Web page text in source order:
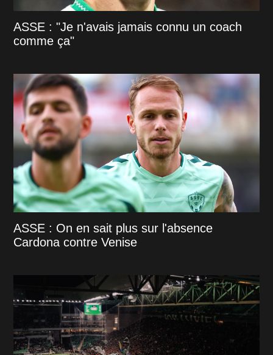
ASSE : "Je n'avais jamais connu un coach
comme ça"
ASSE : On en sait plus sur l'absence
Cardona contre Venise